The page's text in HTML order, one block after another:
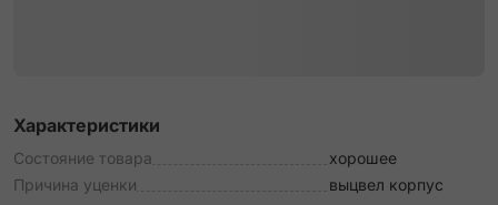
Характеристики
Состояние товара
хорошее
Причина уценки
выцвел корпус